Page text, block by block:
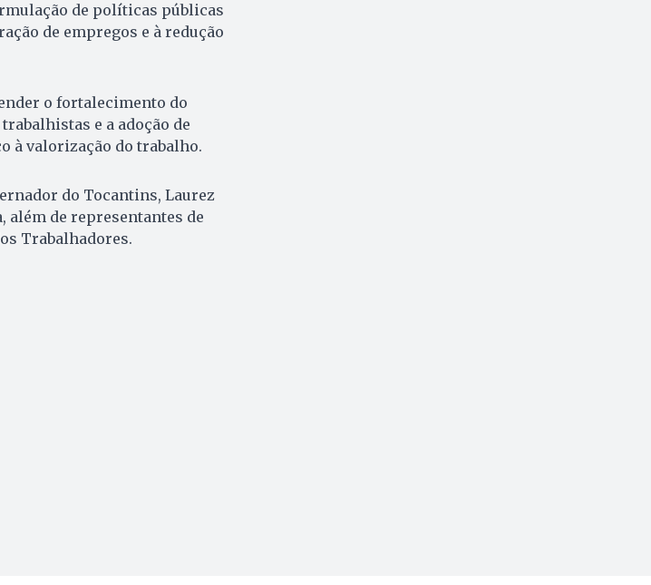
de políticas públicas
de empregos e à redução
o fortalecimento do
e a adoção de
à valorização do trabalho.
do Tocantins, Laurez
além de representantes de
Trabalhadores.